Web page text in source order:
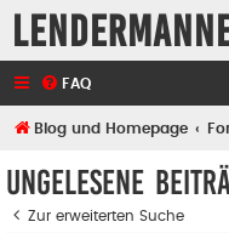
FAQ
Blog und Homepage
Ungelesene
Zur erweiterten Suche